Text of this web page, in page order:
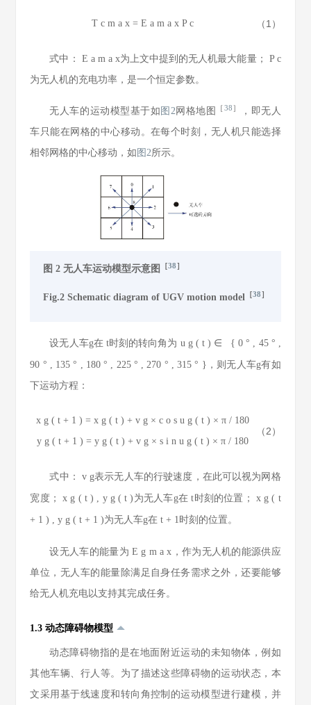
T c m a x = E a m a x P c （1）
式中： E a m a x为上文中提到的无人机最大能量； P c
为无人机的充电功率，是一个恒定参数。
无人车的运动模型基于如 图2网格地图 ［38］
，即无人
车只能在网格的中心移动。在每个时刻，无人机只能选择
相邻网格的中心移动，如 图2所示。
图 2 无人车运动模型示意图 ［38］
Fig.2 Schematic diagram of UGV motion model ［38］
设无人车g在 t时刻的转向角为 u g ( t ) ∈ { 0 ° , 45 ° ,
90 ° , 135 ° , 180 ° , 225 ° , 270 ° , 315 ° } ，则无人车g有如
下运动方程：
x g ( t + 1 ) = x g ( t ) + v g × c o s u g ( t ) × π / 180
y g ( t + 1 ) = y g ( t ) + v g × s i n u g ( t ) × π / 180
（2）
式中： v g表示无人车的行驶速度，在此可以视为网格
宽度；x g ( t ) , y g ( t ) 为无人车g在 t时刻的位置； x g ( t
+ 1 ) , y g ( t + 1 )为无人车g在 t + 1时刻的位置。
设无人车的能量为 E g m a x ，作为无人机的能源供应
单位，无人车的能量除满足自身任务需求之外，还要能够
给无人机充电以支持其完成任务。
1.3 动态障碍物模型
动态障碍物指的是在地面附近运动的未知物体，例如
其他车辆、行人等。为了描述这些障碍物的运动状态，本
文采用基于线速度和转向角控制的运动模型进行建模，并